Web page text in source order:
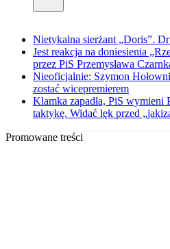
Nietykalna sierżant „Doris”.
Jest reakcja na doniesienia
przez PiS Przemysława
Nieoficjalnie: Szymon
zostać wicepremierem
Klamka zapadła, PiS wymieni
taktykę. Widać lęk przed
Promowane treści